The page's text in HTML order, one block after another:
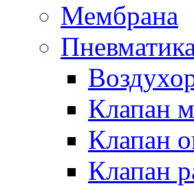
Мембрана
Клапан
Клапан
Клапан